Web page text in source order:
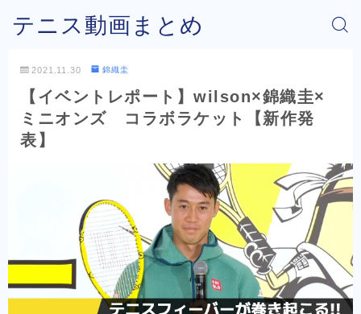
テニス動画まとめ
2021.11.30 錦織圭
【イベントレポート】wilson×錦織圭×
ミニオンズ コラボラケット【新作発
表】